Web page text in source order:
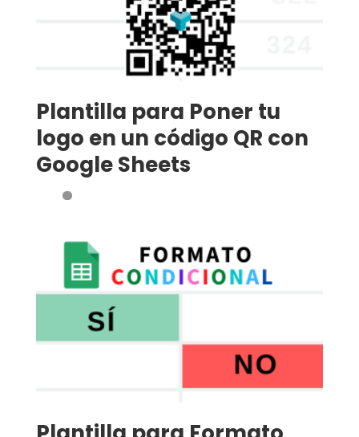
Plantilla para Poner tu
logo en un código QR con
Google Sheets